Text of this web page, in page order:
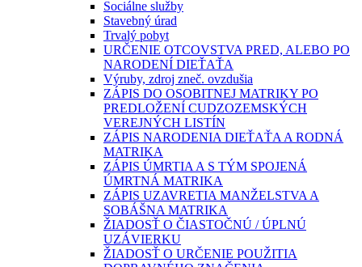
Sociálne služby
Stavebný úrad
Trvalý pobyt
URČENIE OTCOVSTVA PRED, ALEBO PO
NARODENÍ DIEŤAŤA
Výruby, zdroj zneč. ovzdušia
ZÁPIS DO OSOBITNEJ MATRIKY PO
PREDLOŽENÍ CUDZOZEMSKÝCH
VEREJNÝCH LISTÍN
ZÁPIS NARODENIA DIEŤAŤA A RODNÁ
MATRIKA
ZÁPIS ÚMRTIA A S TÝM SPOJENÁ
ÚMRTNÁ MATRIKA
ZÁPIS UZAVRETIA MANŽELSTVA A
SOBÁŠNA MATRIKA
ŽIADOSŤ O ČIASTOČNÚ / ÚPLNÚ
UZÁVIERKU
ŽIADOSŤ O URČENIE POUŽITIA